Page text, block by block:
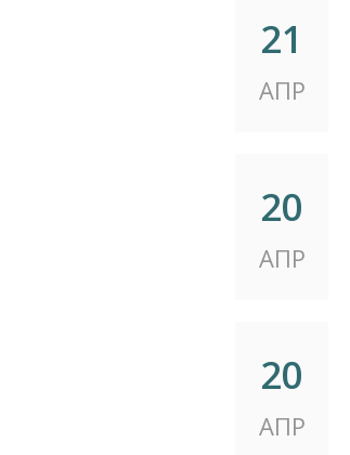
21
ΑΠΡ
20
ΑΠΡ
20
ΑΠΡ